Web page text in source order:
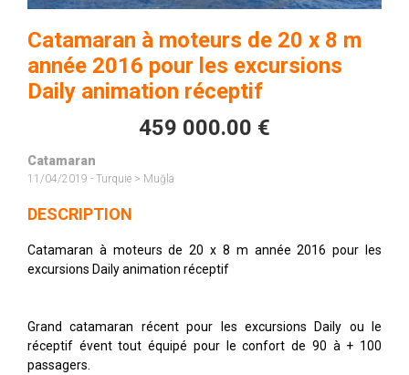
Catamaran à moteurs de 20 x 8 m
année 2016 pour les excursions
Daily animation réceptif
459 000.00 €
Catamaran
11/04/2019 - Turquie > Muğla
DESCRIPTION
Catamaran à moteurs de 20 x 8 m année 2016 pour les
excursions Daily animation réceptif
Grand catamaran récent pour les excursions Daily ou le
réceptif évent tout équipé pour le confort de 90 à + 100
passagers.